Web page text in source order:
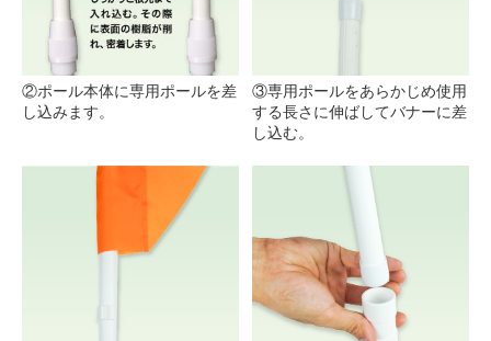
②ポール本体に専用ポールを差
し込みます。
③専用ポールをあらかじめ使用
する長さに伸ばしてバナーに差
し込む。